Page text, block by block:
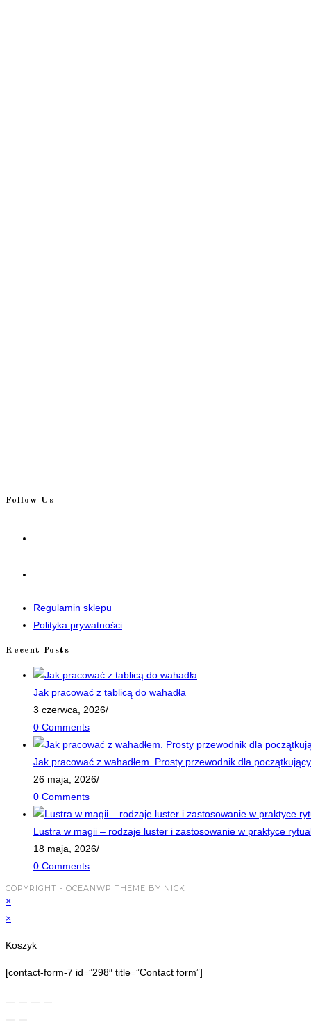
Follow Us
new
tab
Regulamin sklepu
Polityka prywatności
Recent Posts
Jak pracować z tablicą do wahadła
3 czerwca, 2026/
0 Comments
Jak pracować z wahadłem. Prosty przewodnik dla
26 maja, 2026/
0 Comments
Lustra w magii – rodzaje luster i zastosowanie w praktyce
18 maja, 2026/
0 Comments
COPYRIGHT - OCEANWP THEME BY NICK
×
×
Koszyk
[contact-form-7 id=”298″ title=”Contact form”]